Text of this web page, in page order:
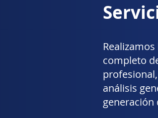
completo
análisis
generación